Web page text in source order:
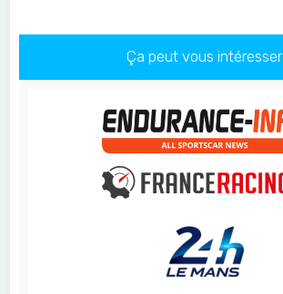
Ça peut vous intéresser